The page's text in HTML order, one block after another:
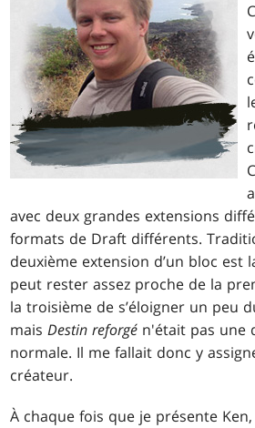
avec deux grandes extensions
formats de Draft différents.
deuxième extension d’un bloc est
peut rester assez proche de la
la troisième de s’éloigner un peu
maisDestin reforgé n'était pas une
normale. Il me fallait donc y
créateur.
À chaque fois que je présente